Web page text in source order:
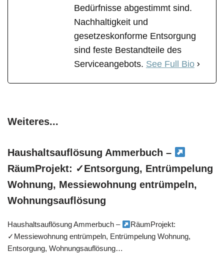
Bedürfnisse abgestimmt sind.
Nachhaltigkeit und
gesetzeskonforme Entsorgung
sind feste Bestandteile des
Serviceangebots. See Full Bio
Weiteres...
Haushaltsauflösung Ammerbuch –
RäumProjekt: ✓Entsorgung, Entrümpelung
Wohnung, Messiewohnung entrümpeln,
Wohnungsauflösung
Haushaltsauflösung Ammerbuch –
RäumProjekt:
✓Messiewohnung entrümpeln, Entrümpelung Wohnung,
Entsorgung, Wohnungsauflösung…